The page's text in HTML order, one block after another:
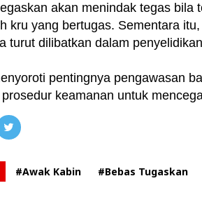
akan menindak tegas bila
kru yang bertugas. Sementara
turut dilibatkan dalam
pentingnya pengawasan
keamanan untuk
#Awak Kabin #Bebas Tugaskan